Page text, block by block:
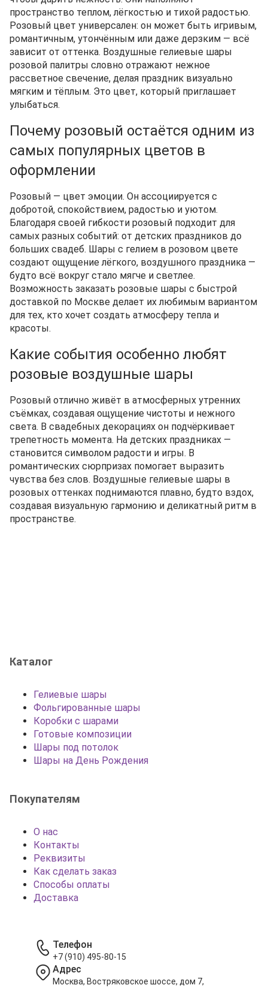
пространство теплом, лёгкостью и тихой радостью.
Розовый цвет универсален: он может быть игривым,
романтичным, утончённым или даже дерзким — всё
зависит от оттенка. Воздушные гелиевые шары
розовой палитры словно отражают нежное
рассветное свечение, делая праздник визуально
мягким и тёплым. Это цвет, который приглашает
улыбаться.
Почему розовый остаётся одним из
самых популярных цветов в
оформлении
Розовый — цвет эмоции. Он ассоциируется с
добротой, спокойствием, радостью и уютом.
Благодаря своей гибкости розовый подходит для
самых разных событий: от детских праздников до
больших свадеб. Шары с гелием в розовом цвете
создают ощущение лёгкого, воздушного праздника —
будто всё вокруг стало мягче и светлее.
Возможность заказать розовые шары с быстрой
доставкой по Москве делает их любимым вариантом
для тех, кто хочет создать атмосферу тепла и
красоты.
Какие события особенно любят
розовые воздушные шары
Розовый отлично живёт в атмосферных утренних
съёмках, создавая ощущение чистоты и нежного
света. В свадебных декорациях он подчёркивает
трепетность момента. На детских праздниках —
становится символом радости и игры. В
романтических сюрпризах помогает выразить
чувства без слов. Воздушные гелиевые шары в
розовых оттенках поднимаются плавно, будто вздох,
создавая визуальную гармонию и деликатный ритм в
пространстве.
Каталог
Гелиевые шары
Фольгированные шары
Коробки с шарами
Готовые композиции
Шары под потолок
Шары на День Рождения
Покупателям
О нас
Контакты
Реквизиты
Как сделать заказ
Способы оплаты
Доставка
Телефон
+7 (910) 495-80-15
Адрес
Москва, Востряковское шоссе, дом 7,